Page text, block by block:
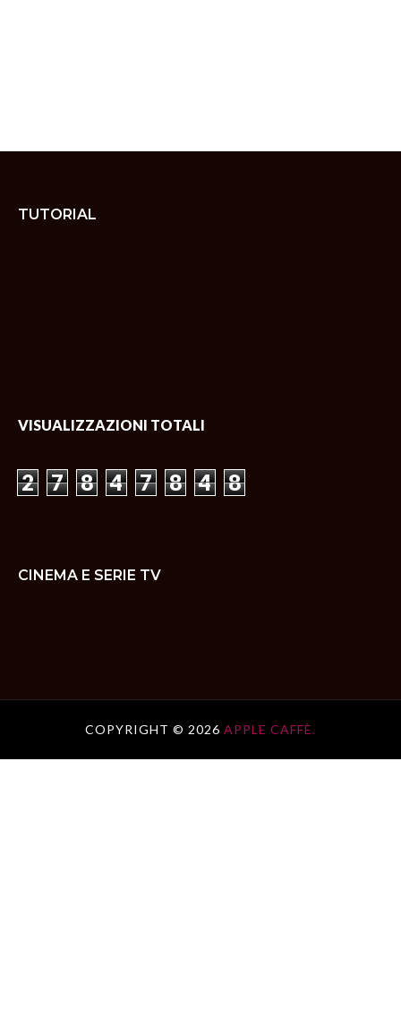
TUTORIAL
VISUALIZZAZIONI TOTALI
2 7 8 4 7 8 4 8
CINEMA E SERIE TV
COPYRIGHT © 2026 APPLE CAFFÈ.